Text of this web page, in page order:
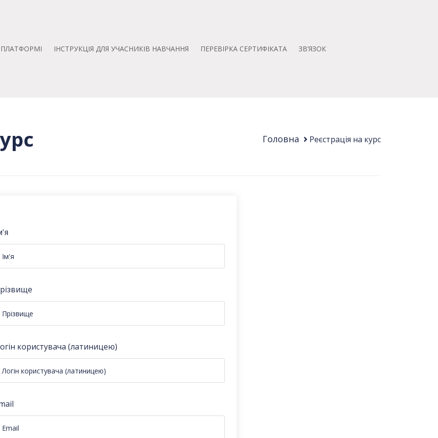
ПЛАТФОРМІ ІНСТРУКЦІЯ ДЛЯ УЧАСНИКІВ НАВЧАННЯ ПЕРЕВІРКА СЕРТИФІКАТА ЗВ’ЯЗОК
Головна Реєстрація на курс
користувача (латиницею)